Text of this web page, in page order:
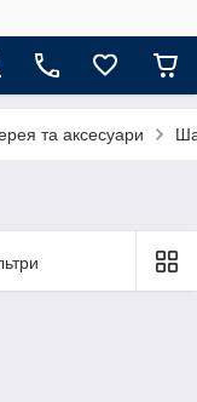
та аксесуари